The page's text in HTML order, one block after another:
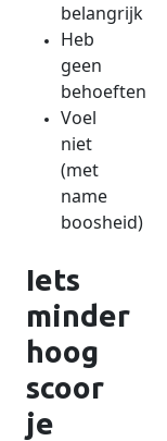
belangrijk
Heb
geen
behoeften
Voel
niet
(met
name
boosheid)
Iets
minder
hoog
scoor
je